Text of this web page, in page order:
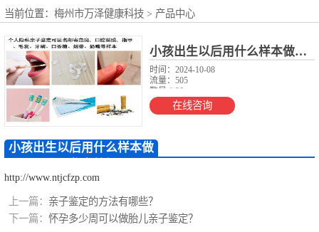
当前位置： 梅州市万泽健康科技 > 产品中心
小孩出生以后用什么样本做亲子鉴定较好
时间：2024-10-08
流量：505
数量:1.00
起订数：1.00
在线咨询
小孩出生以后用什么样本做
http://www.ntjcfzp.com
上一篇： 亲子鉴定的方法有哪些？
下一篇： 怀孕多少周可以做胎儿亲子鉴定？
梅州亲缘关系鉴
定
梅州上户口亲子
鉴定
梅州司法亲子鉴
定
梅州无创胎儿亲
子鉴定
梅州移民亲子鉴
定